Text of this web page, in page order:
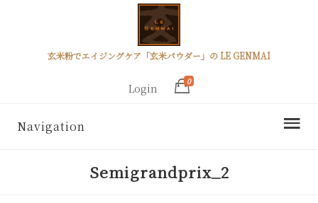
玄米粉でエイジングケア「玄米パウダー」の LE GENMAI
Login
0
Navigation
Semigrandprix_2